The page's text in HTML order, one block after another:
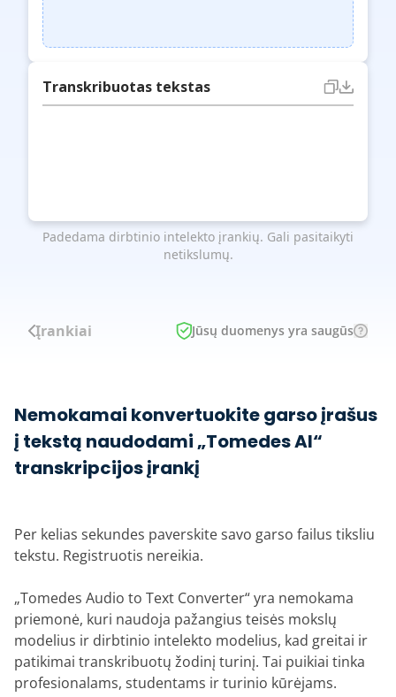
Transkribuotas tekstas
Padedama dirbtinio intelekto įrankių. Gali pasitaikyti
netikslumų.
Įrankiai Jūsų duomenys yra saugūs
Nemokamai konvertuokite garso įrašus
į tekstą naudodami „Tomedes AI“
transkripcijos įrankį
Per kelias sekundes paverskite savo garso failus tiksliu
tekstu. Registruotis nereikia.
„Tomedes Audio to Text Converter“ yra nemokama
priemonė, kuri naudoja pažangius teisės mokslų
modelius ir dirbtinio intelekto modelius, kad greitai ir
patikimai transkribuotų žodinį turinį. Tai puikiai tinka
profesionalams, studentams ir turinio kūrėjams.